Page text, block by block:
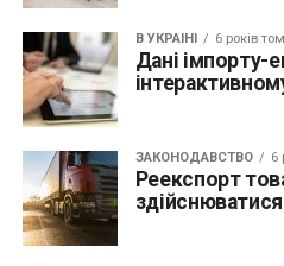
В УКРАЇНІ 6 років
Дані імпорту-
ЗАКОНОДАВСТВО 6
Реекспорт
здійснюватися